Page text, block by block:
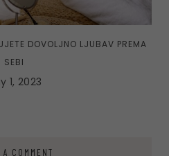
DOVOLJNO LJUBAV PREMA
SEBI
1, 2023
A COMMENT